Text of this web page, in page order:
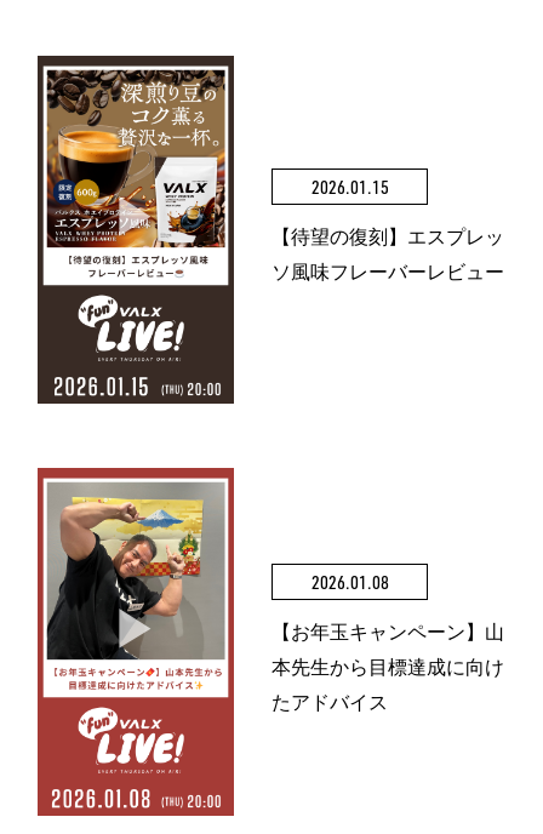
2026.01.15
【待望の復刻】エスプレッ
ソ風味フレーバーレビュー
2026.01.08
【お年玉キャンペーン】山
本先生から目標達成に向け
たアドバイス